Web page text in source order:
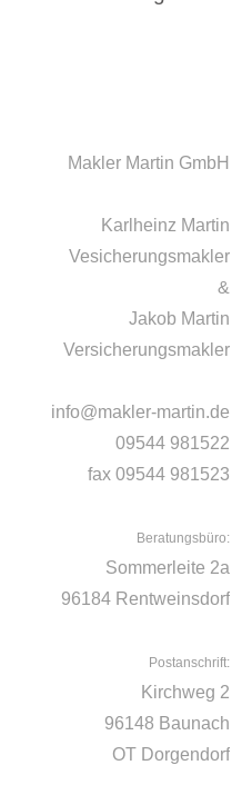
Makler Martin GmbH
Karlheinz Martin
Vesicherungsmakler
&
Jakob Martin
Versicherungsmakler
info@makler-martin.de
09544 981522
fax 09544 981523
Beratungsbüro:
Sommerleite 2a
96184 Rentweinsdorf
Postanschrift:
Kirchweg 2
96148 Baunach
OT Dorgendorf